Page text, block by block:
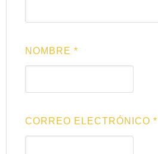
NOMBRE*
CORREO ELECTRÓNICO*